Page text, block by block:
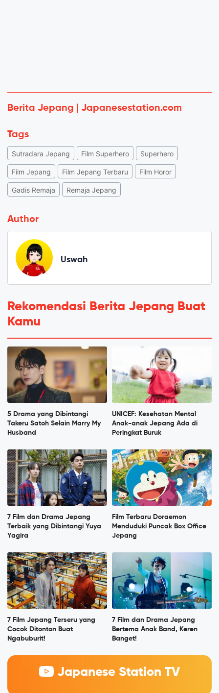
Berita Jepang | Japanesestation.com
Tags
Sutradara Jepang Film Superhero Superhero
Film Jepang Film Jepang Terbaru Film Horor
Gadis Remaja Remaja Jepang
Author
Uswah
Rekomendasi Berita Jepang Buat
Kamu
5 Drama yang Dibintangi
Takeru Satoh Selain Marry My
Husband
UNICEF: Kesehatan Mental
Anak-anak Jepang Ada di
Peringkat Buruk
7 Film dan Drama Jepang
Terbaik yang Dibintangi Yuya
Yagira
Film Terbaru Doraemon
Menduduki Puncak Box Office
Jepang
7 Film Jepang Terseru yang
Cocok Ditonton Buat
Ngabuburit!
7 Film dan Drama Jepang
Bertema Anak Band, Keren
Banget!
Japanese Station TV